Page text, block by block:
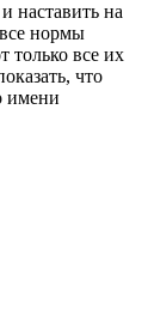
наставить на
нормы
только все их
что
имени